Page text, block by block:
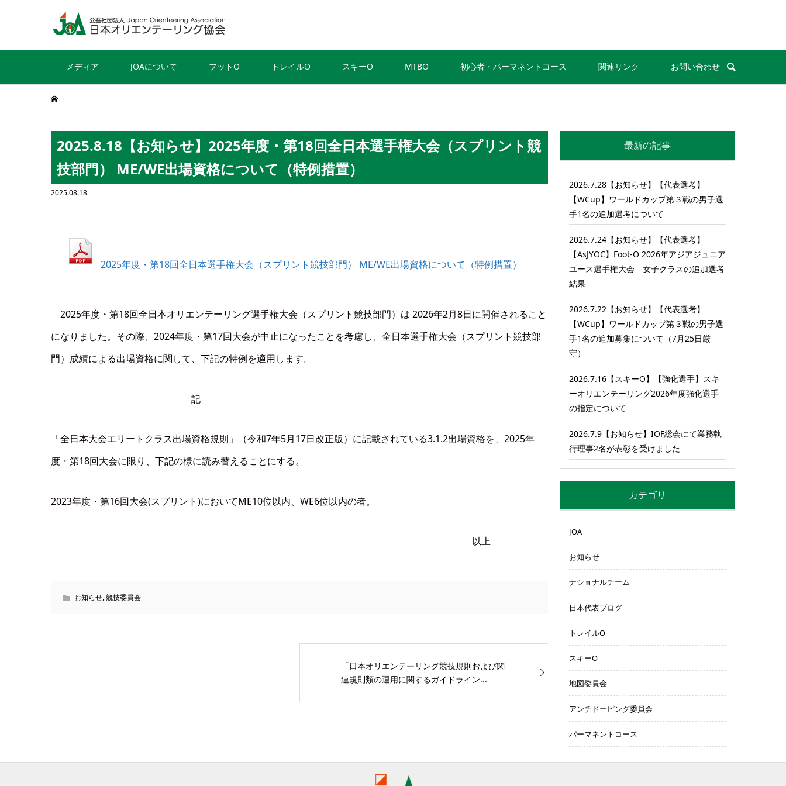
メディア JOAについて フットO トレイルO スキーO MTBO 初心者・パーマネントコース 関連リンク お問い合わせ
2025.8.18【お知らせ】2025年度・第18回全日本選手権大会（スプリント競
技部門） ME/WE出場資格について（特例措置）
2025.08.18
2025年度・第18回全日本選手権大会（スプリント競技部門） ME/WE出場資格について（特例措置）
2025年度・第18回全日本オリエンテーリング選手権大会（スプリント競技部門）は 2026年2月8日に開催されること
になりました。その際、2024年度・第17回大会が中止になったことを考慮し、全日本選手権大会（スプリント競技部
門）成績による出場資格に関して、下記の特例を適用します。
記
「全日本大会エリートクラス出場資格規則」（令和7年5月17日改正版）に記載されている3.1.2出場資格を、2025年
度・第18回大会に限り、下記の様に読み替えることにする。
2023年度・第16回大会(スプリント)においてME10位以内、WE6位以内の者。
以上
お知らせ,競技委員会
「日本オリエンテーリング競技規則および関
連規則類の運用に関するガイドライン...
最新の記事
2026.7.28【お知らせ】【代表選考】
【WCup】ワールドカップ第３戦の男子選
手1名の追加選考について
2026.7.24【お知らせ】【代表選考】
【AsJYOC】Foot-O 2026年アジアジュニア
ユース選手権大会 女子クラスの追加選考
結果
2026.7.22【お知らせ】【代表選考】
【WCup】ワールドカップ第３戦の男子選
手1名の追加募集について（7月25日厳
守）
2026.7.16【スキーO】【強化選手】スキ
ーオリエンテーリング2026年度強化選手
の指定について
2026.7.9【お知らせ】IOF総会にて業務執
行理事2名が表彰を受けました
カテゴリ
JOA
お知らせ
ナショナルチーム
日本代表ブログ
トレイルO
スキーO
地図委員会
アンチドーピング委員会
パーマネントコース